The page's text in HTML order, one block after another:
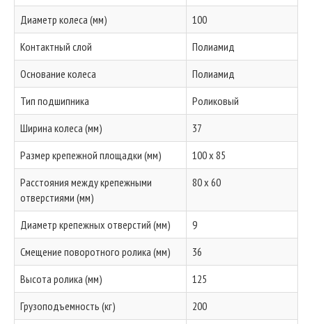
Диаметр колеса (мм)
100
Контактный слой
Полиамид
Основание колеса
Полиамид
Тип подшипника
Роликовый
Ширина колеса (мм)
37
Размер крепежной площадки (мм)
100 x 85
Расстояния между крепежными
отверстиями (мм)
80 x 60
Диаметр крепежных отверстий (мм)
9
Смещение поворотного ролика (мм)
36
Высота ролика (мм)
125
Грузоподъемность (кг)
200